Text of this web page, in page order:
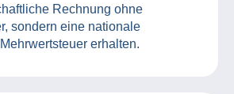
Rechnung ohne
sondern eine nationale
erhalten.